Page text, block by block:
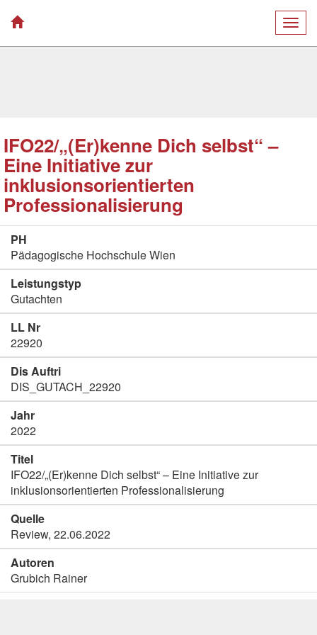
IFO22/„(Er)kenne Dich selbst“ –
Eine Initiative zur
inklusionsorientierten
Professionalisierung
PH
Pädagogische Hochschule Wien
Leistungstyp
Gutachten
LL Nr
22920
Dis Auftri
DIS_GUTACH_22920
Jahr
2022
Titel
IFO22/„(Er)kenne Dich selbst“ – Eine Initiative zur
inklusionsorientierten Professionalisierung
Quelle
Review, 22.06.2022
Autoren
Grubich Rainer